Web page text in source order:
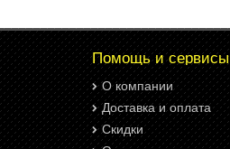
Помощь и сервисы
О компании
Доставка и оплата
Скидки